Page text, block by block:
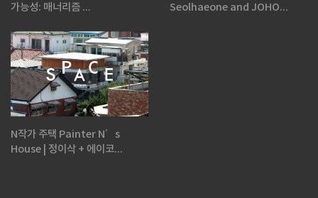
가능성: 매너리즘 ...
Seolhaeone and JOHO...
N작가 주택 Painter N’s
House | 정이삭 + 에이코...